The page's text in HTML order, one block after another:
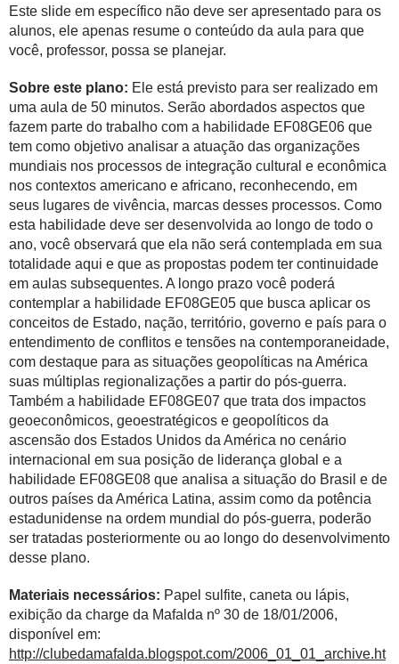
Este slide em específico não deve ser apresentado para os
alunos, ele apenas resume o conteúdo da aula para que
você, professor, possa se planejar.
Sobre este plano: Ele está previsto para ser realizado em
uma aula de 50 minutos. Serão abordados aspectos que
fazem parte do trabalho com a habilidade EF08GE06 que
tem como objetivo analisar a atuação das organizações
mundiais nos processos de integração cultural e econômica
nos contextos americano e africano, reconhecendo, em
seus lugares de vivência, marcas desses processos. Como
esta habilidade deve ser desenvolvida ao longo de todo o
ano, você observará que ela não será contemplada em sua
totalidade aqui e que as propostas podem ter continuidade
em aulas subsequentes. A longo prazo você poderá
contemplar a habilidade EF08GE05 que busca aplicar os
conceitos de Estado, nação, território, governo e país para o
entendimento de conflitos e tensões na contemporaneidade,
com destaque para as situações geopolíticas na América
suas múltiplas regionalizações a partir do pós-guerra.
Também a habilidade EF08GE07 que trata dos impactos
geoeconômicos, geoestratégicos e geopolíticos da
ascensão dos Estados Unidos da América no cenário
internacional em sua posição de liderança global e a
habilidade EF08GE08 que analisa a situação do Brasil e de
outros países da América Latina, assim como da potência
estadunidense na ordem mundial do pós-guerra, poderão
ser tratadas posteriormente ou ao longo do desenvolvimento
desse plano.
Materiais necessários: Papel sulfite, caneta ou lápis,
exibição da charge da Mafalda nº 30 de 18/01/2006,
disponível em:
http://clubedamafalda.blogspot.com/2006_01_01_archive.ht